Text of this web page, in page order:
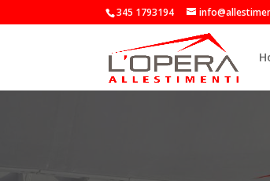
345 1793194